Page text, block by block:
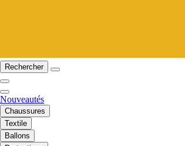
Rechercher
Nouveautés
Chaussures
Textile
Ballons